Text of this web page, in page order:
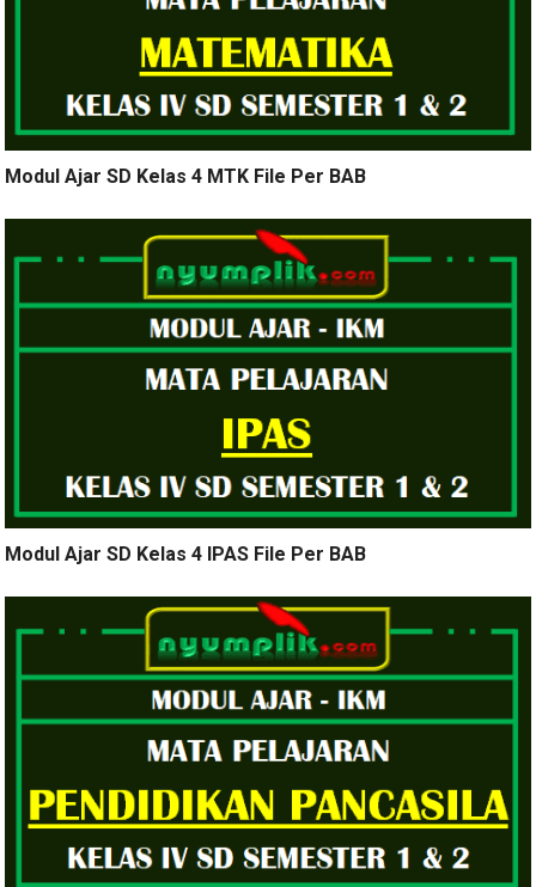
Modul Ajar SD Kelas 4 MTK File Per BAB
Modul Ajar SD Kelas 4 IPAS File Per BAB